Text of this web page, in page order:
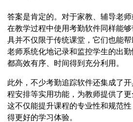
答案是肯定的。对于家教、辅导老
在教学过程中使用考勤软件同样能
具并不仅限于传统课堂，它们也能
老师系统化地记录和监控学生的出
都高效有序、时间得到充分利用。
此外，不少考勤追踪软件还集成了
程安排等实用功能，为教师提供了更
这不仅能提升课程的专业性和规范
得更好的学习体验。